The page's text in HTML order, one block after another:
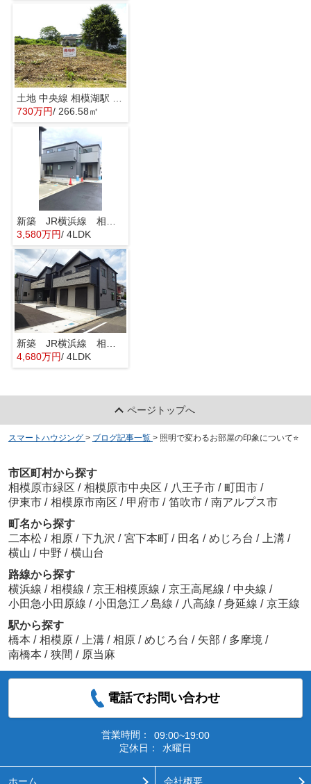
730万円/ 266.58㎡
3,580万円/ 4LDK
4,680万円/ 4LDK
ページトップへ
スマートハウジング > ブログ記事一覧 > 照明で変わるお部屋の印象について⭐️
市区町村から探す
相模原市緑区 / 相模原市中央区 / 八王子市 / 町田市 /
伊東市 / 相模原市南区 / 甲府市 / 笛吹市 / 南アルプス市
町名から探す
二本松 / 相原 / 下九沢 / 宮下本町 / 田名 / めじろ台 / 上溝 /
横山 / 中野 / 横山台
路線から探す
横浜線 / 相模線 / 京王相模原線 / 京王高尾線 / 中央線 /
小田急小田原線 / 小田急江ノ島線 / 八高線 / 身延線 / 京王線
駅から探す
橋本 / 相模原 / 上溝 / 相原 / めじろ台 / 矢部 / 多摩境 /
南橋本 / 狭間 / 原当麻
電話でお問い合わせ
営業時間：
09:00~19:00
定休日：
水曜日
ホーム 会社概要